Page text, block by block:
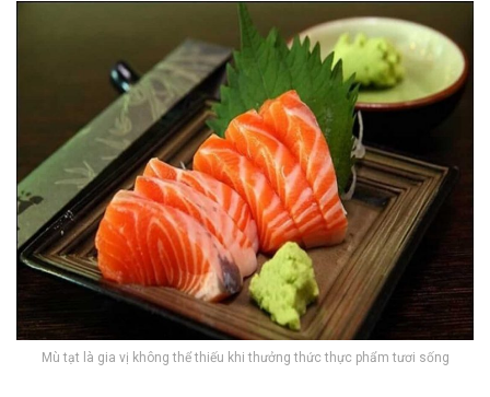
Mù tạt là gia vị không thể thiếu khi thưởng thức thực phẩm tươi sống